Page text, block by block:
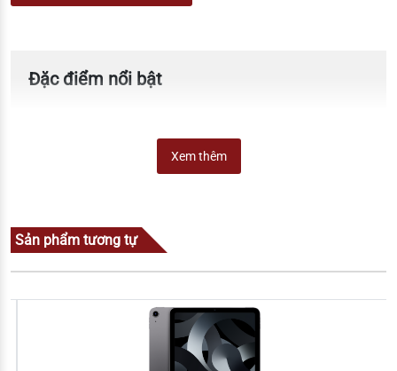
Đặc điểm nổi bật
Xem thêm
Sản phẩm tương tự